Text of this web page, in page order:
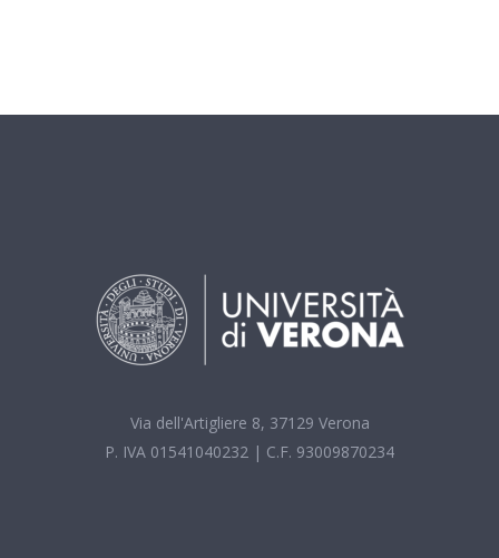
Via dell'Artigliere 8, 37129 Verona
P. IVA 01541040232 | C.F. 93009870234